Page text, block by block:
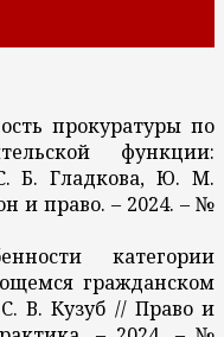
прокуратуры по
функции:
Б. Гладкова, Ю. М.
и право. – 2024. – №
категории
гражданском
В. Кузуб // Право и